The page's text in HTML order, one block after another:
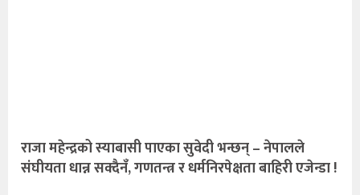
राजा महेन्द्रको स्याबासी पाएका सुवेदी भन्छन् – नेपालले
संघीयता धान्न सक्दैनँ, गणतन्त्र र धर्मनिरपेक्षता बाहिरी एजेन्डा !